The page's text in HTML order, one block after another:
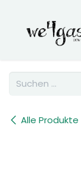
Alle Produkte